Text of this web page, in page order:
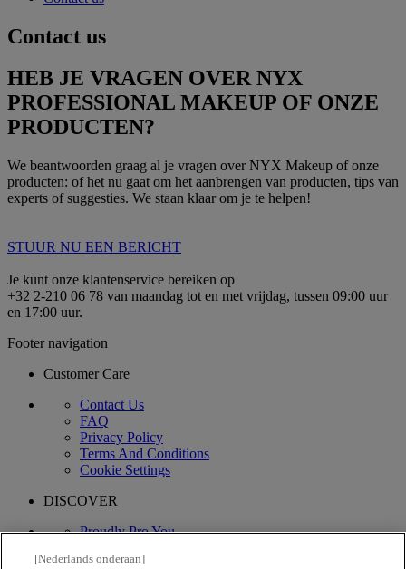
Contact us
HEB JE VRAGEN OVER NYX
PROFESSIONAL MAKEUP OF ONZE
PRODUCTEN?
We beantwoorden graag al je vragen over NYX Makeup of onze
producten: of het nu gaat om het aanbrengen van producten, tips van
experts of suggesties. We staan klaar om je te helpen!
STUUR NU EEN BERICHT
Je kunt onze klantenservice bereiken op
+32 2-210 06 78 van maandag tot en met vrijdag, tussen 09:00 uur
en 17:00 uur.
Footer navigation
Customer Care
Contact Us
FAQ
Privacy Policy
Terms And Conditions
Cookie Settings
DISCOVER
Proudly Pro You
Vegan Formula
[Nederlands onderaan]